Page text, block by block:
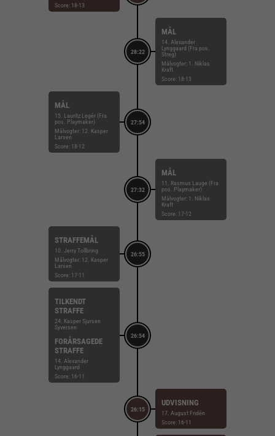
Score: 18-13
28:22
MÅL
14. Alexander
Lynggaard (Fra pos.
Streg)
Målvogter: 1. Niklas
Kraft
Score: 18-13
27:54
MÅL
15. Lauritz Legér (Fra
pos. Playmaker)
Målvogter: 12. Kasper
Larsen
Score: 18-12
27:32
MÅL
11. Rasmus Lauge (Fra
pos. Playmaker)
Målvogter: 1. Niklas
Kraft
Score: 17-12
26:55
STRAFFEMÅL
10. Jerry Tollbring
Målvogter: 12. Kasper
Larsen
Score: 17-11
26:54
TILKENDT
STRAFFE
24. Kasper Sjursen
Syversen
FORÅRSAGEDE
STRAFFE
14. Alexander
Lynggaard
Score: 16-11
26:15
UDVISNING
17. August Fridén
Score: 16-11